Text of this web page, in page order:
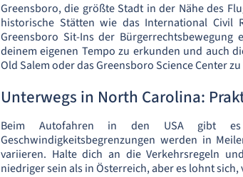
Greensboro, die größte Stadt in der Nähe des
historische Stätten wie das International Civil
Greensboro Sit-Ins der
deinem eigenen Tempo zu erkunden und auch
Old Salem oder das Greensboro Science Center
Unterwegs in North Carolina:
Beim Autofahren in den USA gibt
Geschwindigkeitsbegrenzungen werden in
variieren. Halte dich an die Verkehrsregeln
niedriger sein als in Österreich, aber es lohnt